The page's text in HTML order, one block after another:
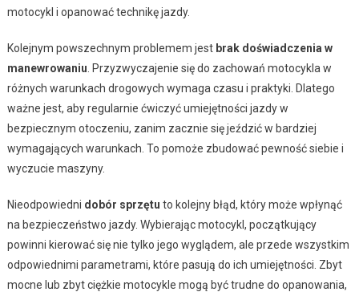
motocykl i opanować technikę jazdy.
Kolejnym powszechnym problemem jest brak doświadczenia w
manewrowaniu. Przyzwyczajenie się do zachowań motocykla w
różnych warunkach drogowych wymaga czasu i praktyki. Dlatego
ważne jest, aby regularnie ćwiczyć umiejętności jazdy w
bezpiecznym otoczeniu, zanim zacznie się jeździć w bardziej
wymagających warunkach. To pomoże zbudować pewność siebie i
wyczucie maszyny.
Nieodpowiedni dobór sprzętu to kolejny błąd, który może wpłynąć
na bezpieczeństwo jazdy. Wybierając motocykl, początkujący
powinni kierować się nie tylko jego wyglądem, ale przede wszystkim
odpowiednimi parametrami, które pasują do ich umiejętności. Zbyt
mocne lub zbyt ciężkie motocykle mogą być trudne do opanowania,